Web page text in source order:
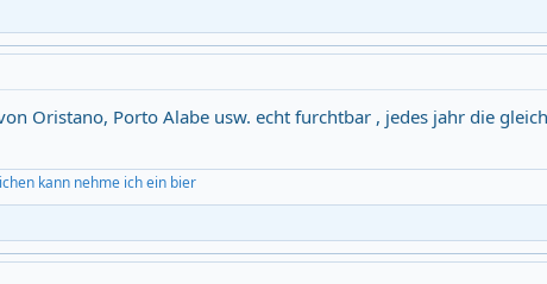
Oristano, Porto Alabe usw. echt furchtbar , jedes jahr die
kann nehme ich ein bier